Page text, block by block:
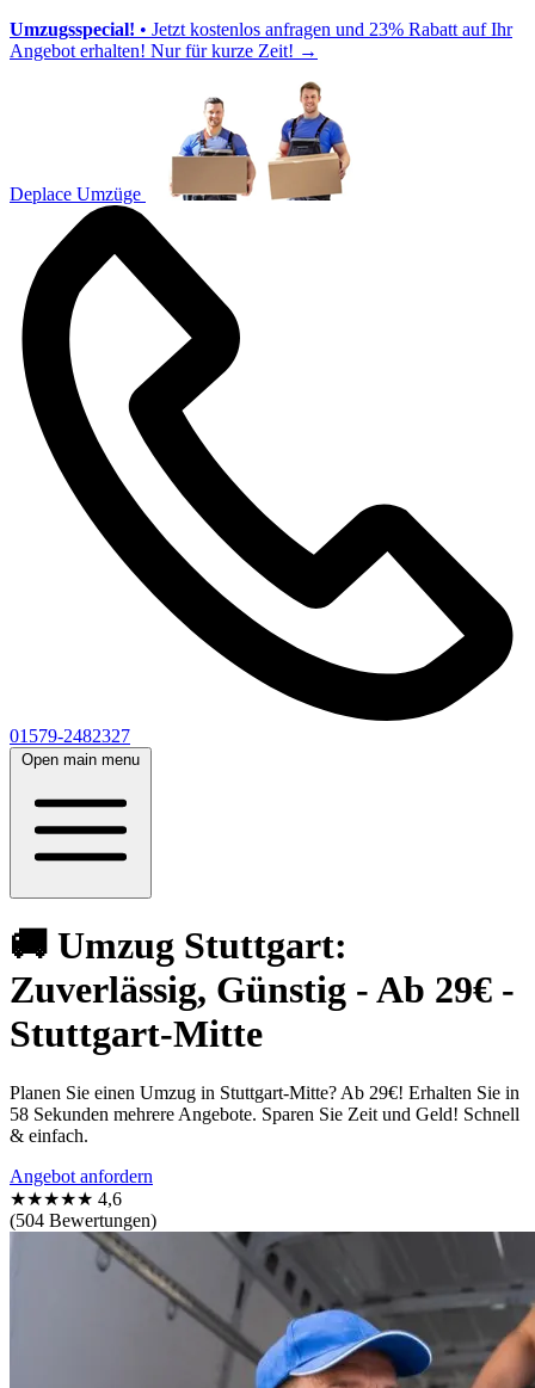
Umzugsspecial! • Jetzt kostenlos anfragen und 23% Rabatt auf Ihr
Angebot erhalten! Nur für kurze Zeit! →
Deplace Umzüge
01579-2482327
Open main menu
🚚 Umzug Stuttgart:
Zuverlässig, Günstig - Ab 29€ -
Stuttgart-Mitte
Planen Sie einen Umzug in Stuttgart-Mitte? Ab 29€! Erhalten Sie in
58 Sekunden mehrere Angebote. Sparen Sie Zeit und Geld! Schnell
& einfach.
Angebot anfordern
★★★★★ 4,6
(504 Bewertungen)